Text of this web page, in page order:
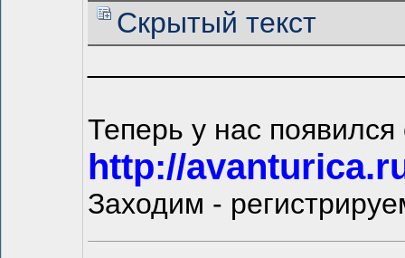
Скрытый текст
Теперь у нас
http://
Заходим -